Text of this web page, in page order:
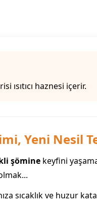
ısıtıcı haznesi içerir.
Yeni Nesil
şöminekeyfini
sıcaklık ve huzur